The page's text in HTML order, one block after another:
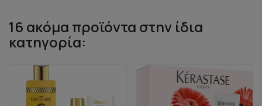
16 ακόμα προϊόντα στην ίδια
κατηγορία: